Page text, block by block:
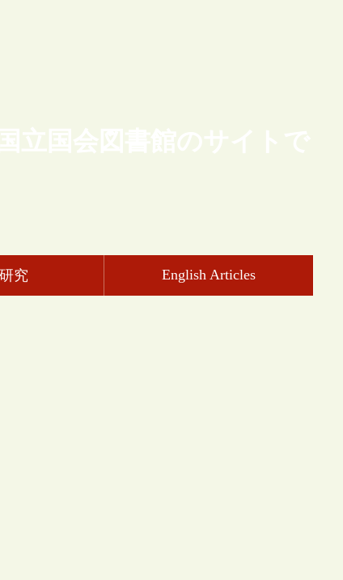
立国会図書館のサイトで
究 English Articles